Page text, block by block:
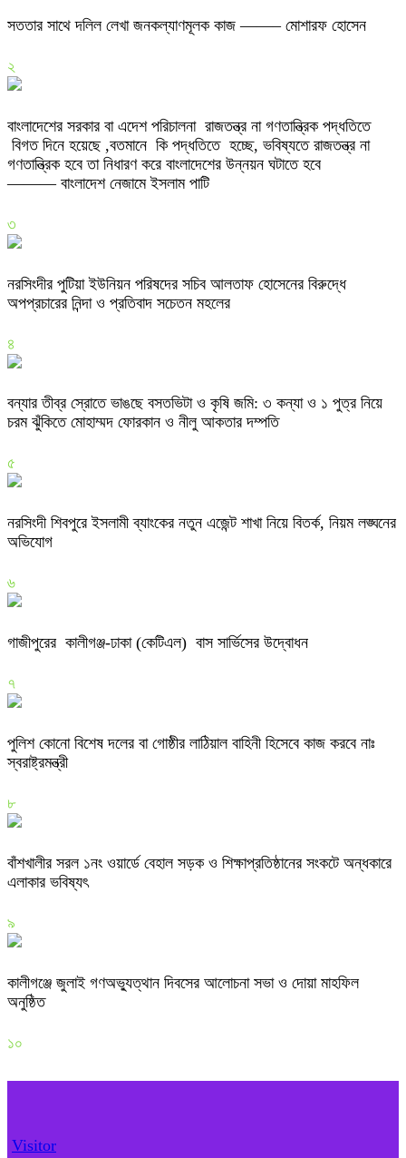
সততার সাথে দলিল লেখা জনকল্যাণমূলক কাজ ——– মোশারফ হোসেন
২
বাংলাদেশের সরকার বা এদেশ পরিচালনা রাজতন্ত্র না গণতান্ত্রিক পদ্ধতিতে
বিগত দিনে হয়েছে ,বতমানে কি পদ্ধতিতে হচ্ছে, ভবিষ্যতে রাজতন্ত্র না
গণতান্ত্রিক হবে তা নিধারণ করে বাংলাদেশের উন্নয়ন ঘটাতে হবে
——— বাংলাদেশ নেজামে ইসলাম পাটি
৩
নরসিংদীর পুটিয়া ইউনিয়ন পরিষদের সচিব আলতাফ হোসেনের বিরুদ্ধে
অপপ্রচারের নিন্দা ও প্রতিবাদ সচেতন মহলের
৪
বন্যার তীব্র স্রোতে ভাঙছে বসতভিটা ও কৃষি জমি: ৩ কন্যা ও ১ পুত্র নিয়ে
চরম ঝুঁকিতে মোহাম্মদ ফোরকান ও নীলু আকতার দম্পতি
৫
নরসিংদী শিবপুরে ইসলামী ব্যাংকের নতুন এজেন্ট শাখা নিয়ে বিতর্ক, নিয়ম লঙ্ঘনের
অভিযোগ
৬
গাজীপুরের কালীগঞ্জ-ঢাকা (কেটিএল) বাস সার্ভিসের উদ্বোধন
৭
পুলিশ কোনো বিশেষ দলের বা গোষ্ঠীর লাঠিয়াল বাহিনী হিসেবে কাজ করবে নাঃ
স্বরাষ্ট্রমন্ত্রী
৮
বাঁশখালীর সরল ১নং ওয়ার্ডে বেহাল সড়ক ও শিক্ষাপ্রতিষ্ঠানের সংকটে অন্ধকারে
এলাকার ভবিষ্যৎ
৯
কালীগঞ্জে জুলাই গণঅভ্যুত্থান দিবসের আলোচনা সভা ও দোয়া মাহফিল
অনুষ্ঠিত
১০
Visitor